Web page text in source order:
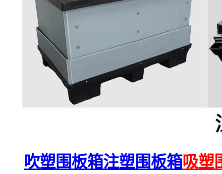
吹塑围板箱注塑围板箱吸塑